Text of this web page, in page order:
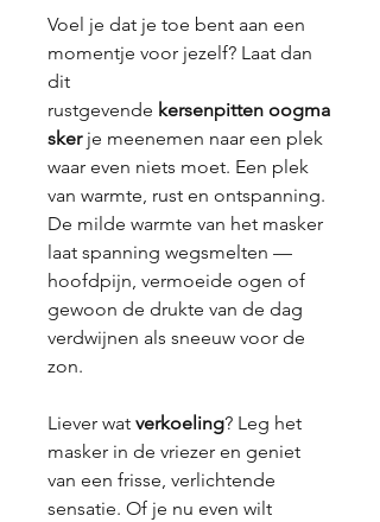
Voel je dat je toe bent aan een
momentje voor jezelf? Laat dan
dit
rustgevende kersenpitten oogma
skerje meenemen naar een plek
waar even niets moet. Een plek
van warmte, rust en ontspanning.
De milde warmte van het masker
laat spanning wegsmelten —
hoofdpijn, vermoeide ogen of
gewoon de drukte van de dag
verdwijnen als sneeuw voor de
zon.
Liever wat verkoeling? Leg het
masker in de vriezer en geniet
van een frisse, verlichtende
sensatie. Of je nu even wilt